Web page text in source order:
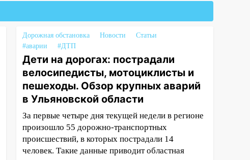
Дорожная обстановка Новости
Статьи
#аварии
#ДТП
Дети на дорогах: пострадали
велосипедисты, мотоциклисты и
пешеходы. Обзор крупных аварий
в Ульяновской области
За первые четыре дня текущей недели в регионе
произошло 55 дорожно-транспортных
происшествий, в которых пострадали 14
человек. Такие данные приводит областная